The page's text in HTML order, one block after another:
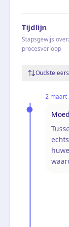
Tijdlijn
Stapsgewijs
procesverloop
Oudste
2 maart